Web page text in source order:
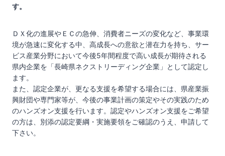
す。
ＤＸ化の進展やＥＣの急伸、消費者ニーズの変化など、事業環
境が急速に変化する中、高成長への意欲と潜在力を持ち、サー
ビス産業分野において今後5年間程度で高い成長が期待される
県内企業を「長崎県ネクストリーディング企業」として認定し
ます。
また、認定企業が、更なる支援を希望する場合には、県産業振
興財団や専門家等が、今後の事業計画の策定やその実践のため
のハンズオン支援を行います。認定やハンズオン支援をご希望
の方は、別添の認定要綱・実施要領をご確認のうえ、申請して
下さい。